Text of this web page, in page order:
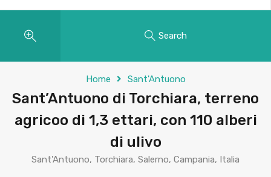
Search
Home Sant'Antuono
Sant’Antuono di Torchiara, terreno
agricoo di 1,3 ettari, con 110 alberi
di ulivo
Sant'Antuono, Torchiara, Salerno, Campania, Italia